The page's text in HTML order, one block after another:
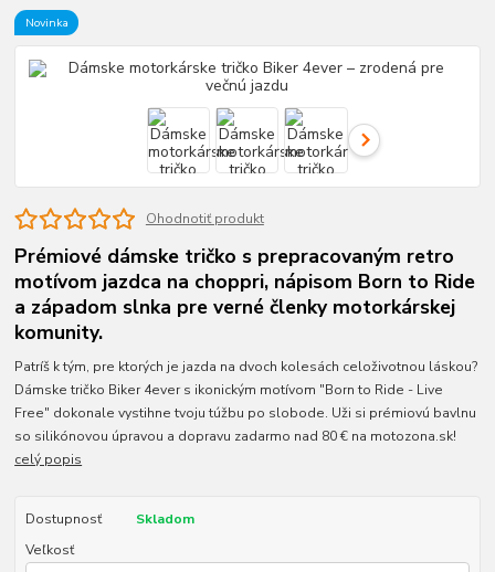
Novinka
Ohodnotiť produkt
Prémiové dámske tričko s prepracovaným retro
motívom jazdca na choppri, nápisom Born to Ride
a západom slnka pre verné členky motorkárskej
komunity.
Patríš k tým, pre ktorých je jazda na dvoch kolesách celoživotnou láskou?
Dámske tričko Biker 4ever s ikonickým motívom "Born to Ride - Live
Free" dokonale vystihne tvoju túžbu po slobode. Uži si prémiovú bavlnu
so silikónovou úpravou a dopravu zadarmo nad 80 € na motozona.sk!
celý popis
Dostupnosť
Skladom
Veľkosť